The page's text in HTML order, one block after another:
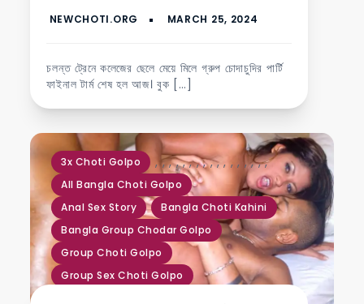
যৌন চটি গল্প সত্যি চোদার নতুন চটি গল্প
চলন্ত ট্রেনে কলেজের ছেলে মেয়ে মিলে গ্রুপ চোদাচুদির পার্টি
ফাইনাল টার্ম শেষ হল আজ। বুক […]
3x Choti Golpo ,
All Bangla Choti Golpo
,
Anal Sex Story
,
Bangla Choti Kahini
,
Bangla Group Chodar Golpo
,
Group Choti Golpo
,
Group Sex Choti Golpo
,,,,, ,, ,,,,